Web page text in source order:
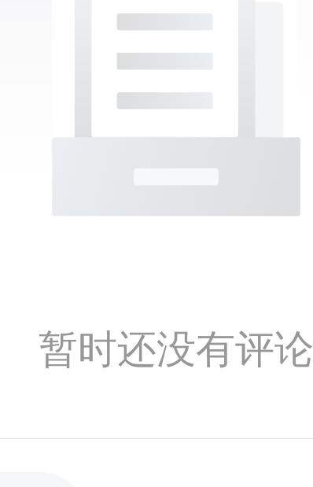
暂时还没有评论